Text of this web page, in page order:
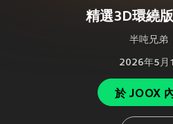
精選3D環繞
半吨兄弟
2026年5月
於 JOOX